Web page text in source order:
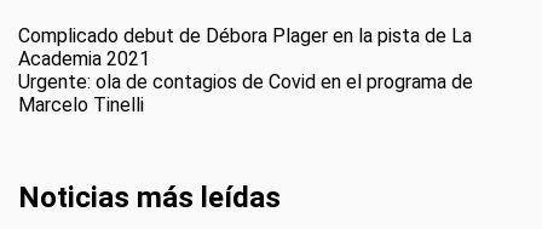
Complicado debut de Débora Plager en la pista de La
Academia 2021
Urgente: ola de contagios de Covid en el programa de
Marcelo Tinelli
Noticias más leídas